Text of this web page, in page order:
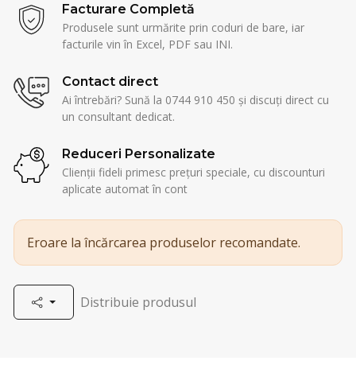
Facturare Completă
Produsele sunt urmărite prin coduri de bare, iar
facturile vin în Excel, PDF sau INI.
Contact direct
Ai întrebări? Sună la 0744 910 450 și discuți direct cu
un consultant dedicat.
Reduceri Personalizate
Clienții fideli primesc prețuri speciale, cu discounturi
aplicate automat în cont
Eroare la încărcarea produselor recomandate.
Distribuie produsul